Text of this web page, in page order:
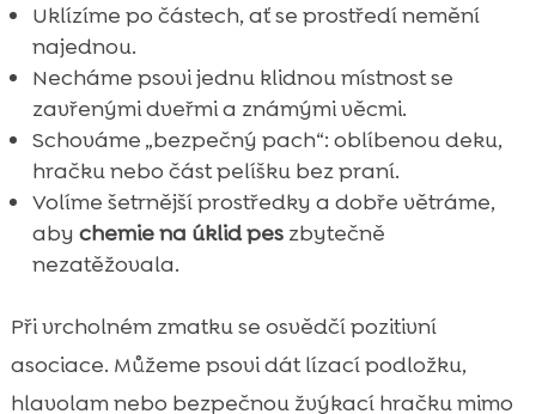
Uklízíme po částech, ať se prostředí nemění
najednou.
Necháme psovi jednu klidnou místnost se
zavřenými dveřmi a známými věcmi.
Schováme „bezpečný pach“: oblíbenou deku,
hračku nebo část pelíšku bez praní.
Volíme šetrnější prostředky a dobře větráme,
aby chemie na úklid peszbytečně
nezatěžovala.
Při vrcholném zmatku se osvědčí pozitivní
asociace. Můžeme psovi dát lízací podložku,
hlavolam nebo bezpečnou žvýkací hračku mimo